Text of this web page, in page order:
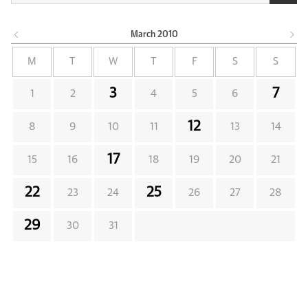
March 2010
M W F S S
1 2 3 4 5 6 7
8 9 10 11 12 13 14
15 16 17 18 19 20 21
22 23 24 25 26 27 28
29 30 31